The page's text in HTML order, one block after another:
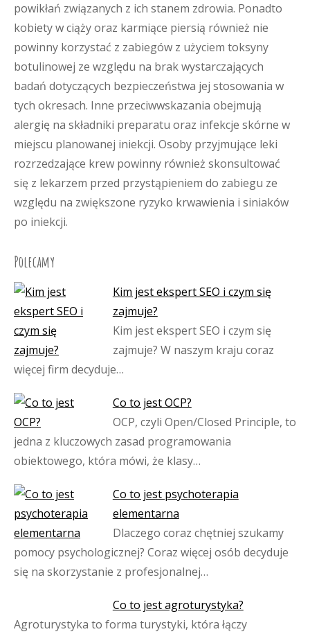
powikłań związanych z ich stanem zdrowia. Ponadto
kobiety w ciąży oraz karmiące piersią również nie
powinny korzystać z zabiegów z użyciem toksyny
botulinowej ze względu na brak wystarczających
badań dotyczących bezpieczeństwa jej stosowania w
tych okresach. Inne przeciwwskazania obejmują
alergię na składniki preparatu oraz infekcje skórne w
miejscu planowanej iniekcji. Osoby przyjmujące leki
rozrzedzające krew powinny również skonsultować
się z lekarzem przed przystąpieniem do zabiegu ze
względu na zwiększone ryzyko krwawienia i siniaków
po iniekcji.
Polecamy
Kim jest ekspert SEO i czym się
zajmuje?
Kim jest ekspert SEO i czym się
zajmuje? W naszym kraju coraz
więcej firm decyduje…
Co to jest OCP?
OCP, czyli Open/Closed Principle, to
jedna z kluczowych zasad programowania
obiektowego, która mówi, że klasy…
Co to jest psychoterapia
elementarna
Dlaczego coraz chętniej szukamy
pomocy psychologicznej? Coraz więcej osób decyduje
się na skorzystanie z profesjonalnej…
Co to jest agroturystyka?
Agroturystyka to forma turystyki, która łączy